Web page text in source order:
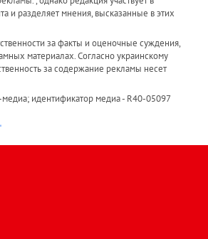
и разделяет мнения, высказанные в этих
за факты и оценочные суждения,
материалах. Согласно украинскому
за содержание рекламы несет
идентификатор медиа - R40-05097